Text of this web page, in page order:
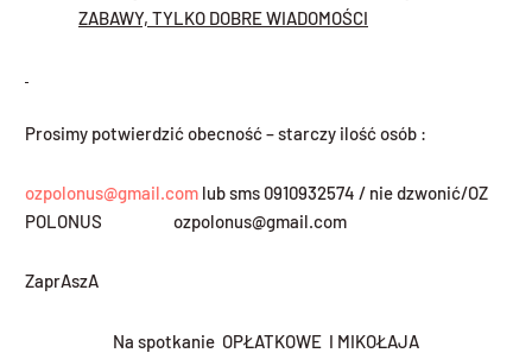
ZABAWY, TYLKO DOBRE WIADOMOŚCI
Prosimy potwierdzić obecność – starczy ilość osób :
ozpolonus@gmail.com lub sms 0910932574 / nie dzwonić/OZ
POLONUS ozpolonus@gmail.com
ZaprAszA
Na spotkanie OPŁATKOWE I MIKOŁAJA